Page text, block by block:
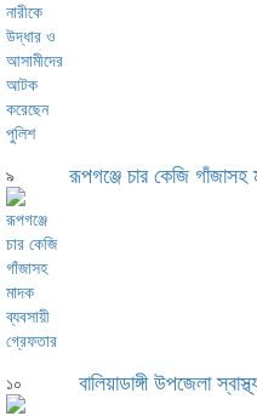
৯ রূপগঞ্জে চার কেজি গাঁজাসহ
১০ বালিয়াডাঙ্গী উপজেলা